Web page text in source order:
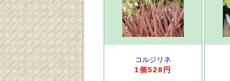
コルジリネ
1個528円